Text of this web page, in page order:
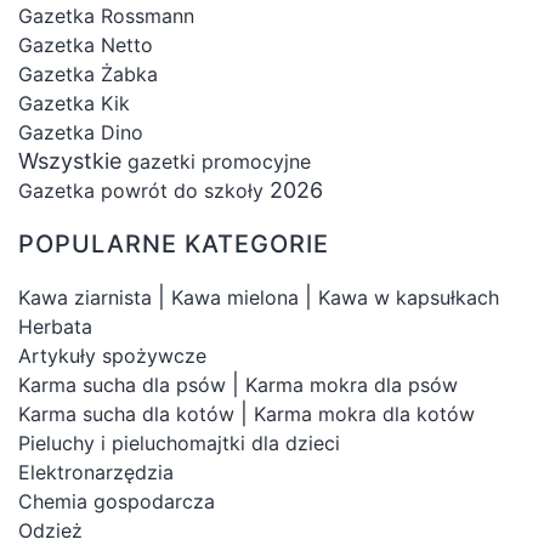
Gazetka Rossmann
Gazetka Netto
Gazetka Żabka
Gazetka Kik
Gazetka Dino
Wszystkie gazetki promocyjne
Gazetka powrót do szkoły 2026
POPULARNE KATEGORIE
Kawa ziarnista Kawa mielona
Kawa w kapsułkach
Herbata
Artykuły spożywcze
Karma sucha dla psów
Karma mokra dla psów
Karma sucha dla kotów
Karma mokra dla kotów
Pieluchy i pieluchomajtki dla dzieci
Elektronarzędzia
Chemia gospodarcza
Odzież